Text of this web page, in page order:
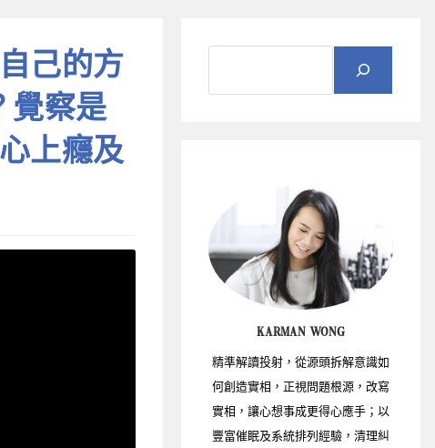
己的方
察是
上癮及
KARMAN WONG
精準解讀投射，從源頭拆解意識如
何創造實相，正視問題根源，改寫
實相，讓心想事成更得心應手；以
豐富催眠及系統排列經驗，清理糾